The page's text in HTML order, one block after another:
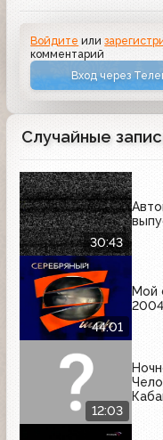
Войдите или
комментарий
Вход через
Случайные
30:43
44:01
Мой
12:03